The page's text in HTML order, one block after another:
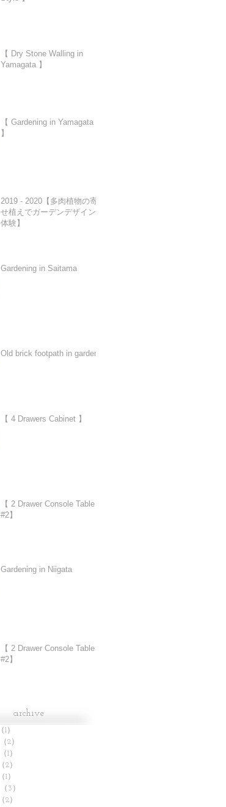
【 Dry Stone Walling in
Yamagata 】
【 Gardening in Yamagata
】
2019 - 2020【多肉植物の寄
せ植えでガーデンデザイン
体験】
Gardening in Saitama
Old brick footpath in garden
【 4 Drawers Cabinet 】
【 2 Drawer Console Table
#2】
Gardening in Niigata
【 2 Drawer Console Table
#2】
archive
（1）
（2）
（1）
（2）
（1）
（3）
（2）